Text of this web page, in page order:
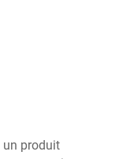
un produit